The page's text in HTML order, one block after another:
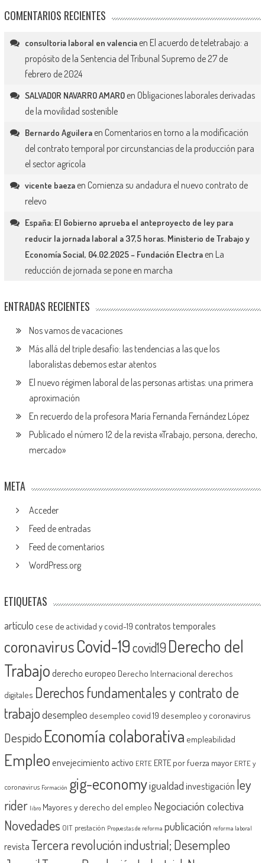
COMENTARIOS RECIENTES
consultoria laboral en valenciaen El acuerdo de teletrabajo: a
propósito de la Sentencia del Tribunal Supremo de 27 de
febrero de 2024
SALVADOR NAVARRO AMAROen Obligaciones laborales derivadas
de la movilidad sostenible
Bernardo Aguileraen Comentarios en torno a la modificación
del contrato temporal por circunstancias de la producción para
el sector agrícola
vicente baezaen Comienza su andadura el nuevo contrato de
relevo
España: El Gobierno aprueba el anteproyecto de ley para
reducir la jornada laboral a 37,5 horas. Ministerio de Trabajo y
Economía Social, 04.02.2025 – Fundación Electraen La
reducción de jornada se pone en marcha
ENTRADAS RECIENTES
Nos vamos de vacaciones
Más allá del triple desafío: las tendencias a las que los
laboralistas debemos estar atentos
El nuevo régimen laboral de las personas artistas: una primera
aproximación
En recuerdo de la profesora María Fernanda Fernández López
Publicado el número 12 de la revista «Trabajo, persona, derecho,
mercado»
META
Acceder
Feed de entradas
Feed de comentarios
WordPress.org
ETIQUETAS
artículo cese de actividad y covid-19 contratos temporales
coronavirusCovid-19covid19 Derecho del
Trabajoderecho europeo Derecho Internacional derechos
digitales Derechos fundamentales y contrato de
trabajodesempleo desempleo covid 19 desempleo y coronavirus
Despido Economía colaborativa empleabilidad
Empleoenvejecimiento activo ERTE ERTE por fuerza mayor ERTE y
coronavirus Formación gig-economyigualdadinvestigación ley
rider libro Mayores y derecho del empleo Negociación colectiva
Novedades OIT prestación Propuestas de reforma publicación reforma laboral
revistaTercera revolución industrial; Desempleo